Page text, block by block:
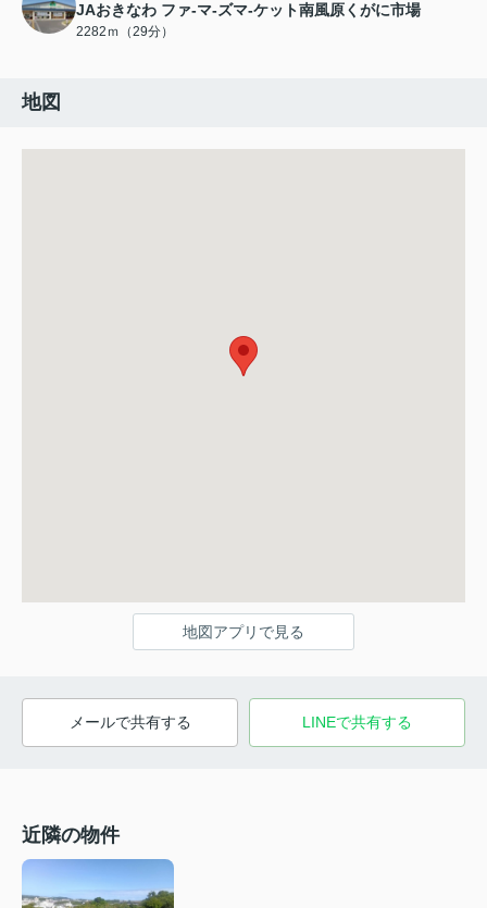
JAおきなわ ファ-マ-ズマ-ケット南風原くがに市場
2282ｍ（29分）
地図
地図アプリで見る
メールで共有する LINEで共有する
近隣の物件